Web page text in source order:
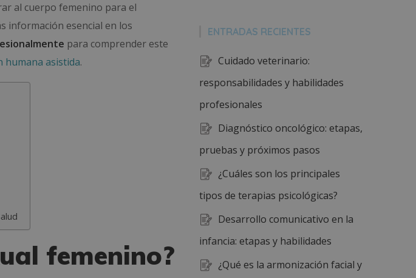
al cuerpo femenino para el
información esencial en los
para comprender este
humana asistida.
femenino?
ENTRADAS RECIENTES
Cuidado veterinario:
responsabilidades y habilidades
profesionales
Diagnóstico oncológico: etapas,
pruebas y próximos pasos
¿Cuáles son los principales
tipos de terapias psicológicas?
Desarrollo comunicativo en la
infancia: etapas y habilidades
¿Qué es la armonización facial y